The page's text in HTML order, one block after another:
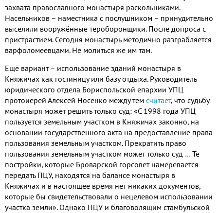
захвата православного монастыря раскольниками.
Насельников – наместника с послушником – принудительно
выселили вооружённые тероборонщики. После допроса с
пристрастием. Сегодня монастырь методично разграбляется
варфоломеевцами. Не молиться же им там.
Ещё вариант – использование зданий монастыря в
Княжичах как гостиницу или базу отдыха. Руководитель
юридического отдела Бориспольской епархии УПЦ
протоиерей Алексей Носенко между тем считает, что судьбу
монастыря может решить только суд: «С 1998 года УПЦ
пользуется земельным участком в Княжичах законно, на
основании государственного акта на предоставление права
пользования земельным участком. Прекратить право
пользования земельным участком может только суд … Те
постройки, которые Броварской горсовет намеревается
передать ПЦУ, находятся на балансе монастыря в
Княжичах и в настоящее время нет никаких документов,
которые бы свидетельствовали о нецелевом использовании
участка земли». Однако ПЦУ и благоволящим стамбульской